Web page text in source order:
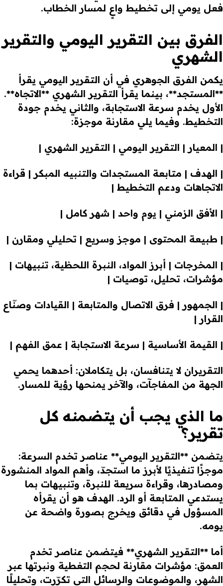
فعل يومي إلى تخطيط واعٍ لمسار الخطاب.
الفرق بين التقرير اليومي والتقرير
الشهري
يكمن الفرق الجوهري في أن التقرير اليومي يقرأ
**المستجد**، بينما يقرأ التقرير الشهري **الاتجاه**.
الأول يخدم سرعة الاستجابة، والثاني يخدم جودة
التخطيط. وفيما يلي مقارنة موجزة:
| المعيار | التقرير اليومي | التقرير الشهري |
| الهدف | متابعة المستجدات والتنبيه المبكر | قراءة
الاتجاهات ودعم التخطيط |
| الأفق الزمني | يوم واحد | شهر كامل |
| طبيعة المحتوى | موجز وسريع | تحليلي ومقارن |
| المخرجات | أبرز المواد، النبرة اللحظية، تنبيهات |
مؤشرات، تحليل، توصيات |
| الجمهور | فرق الاتصال والمتابعة | القيادات وصنّاع
القرار |
| القيمة الأساسية | سرعة الاستجابة | عمق الفهم |
التقريران لا يتنافسان، بل يتكاملان: أحدهما يحمي
الجهة من المفاجآت، والآخر يمنحها رؤية للمسار.
ما الذي يجب أن يتضمنه كل
تقرير؟
يتضمن **التقرير اليومي** عناصر تخدم السرعة:
موجزًا تنفيذيًا لأبرز ما استجدّ، وأهم المواد المنشورة
ومصادرها، وقراءة سريعة للنبرة، وتنبيهات بما
يستدعي المتابعة أو الرد. الهدف هو أن يقرأه
المسؤول في دقائق ويخرج بصورة واضحة عن
يومه.
أما **التقرير الشهري** فيتضمن عناصر تخدم
العمق: مؤشرات مقارنة لحجم التغطية ونبرتها عبر
الشهر، والموضوعات والرسائل التي تكرّرت، وتحليلًا